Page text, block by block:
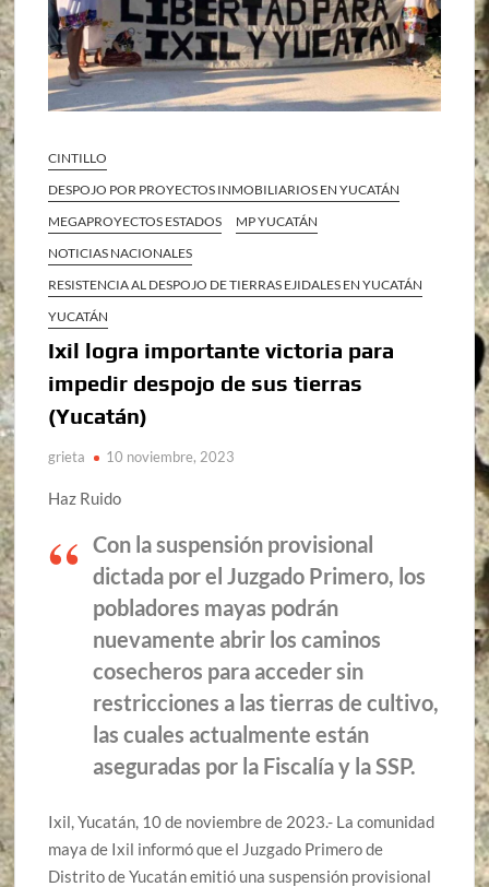
CINTILLO
DESPOJO POR PROYECTOS INMOBILIARIOS EN YUCATÁN
MEGAPROYECTOS ESTADOS
MP YUCATÁN
NOTICIAS NACIONALES
RESISTENCIA AL DESPOJO DE TIERRAS EJIDALES EN YUCATÁN
YUCATÁN
Ixil logra importante victoria para
impedir despojo de sus tierras
(Yucatán)
grieta 10 noviembre, 2023
Haz Ruido
Con la suspensión provisional
dictada por el Juzgado Primero, los
pobladores mayas podrán
nuevamente abrir los caminos
cosecheros para acceder sin
restricciones a las tierras de cultivo,
las cuales actualmente están
aseguradas por la Fiscalía y la SSP.
Ixil, Yucatán, 10 de noviembre de 2023.- La comunidad
maya de Ixil informó que el Juzgado Primero de
Distrito de Yucatán emitió una suspensión provisional